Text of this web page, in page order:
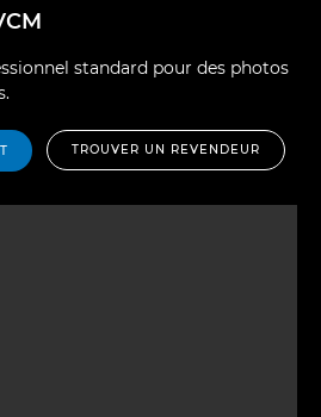
standard pour des photos
TROUVER UN REVENDEUR